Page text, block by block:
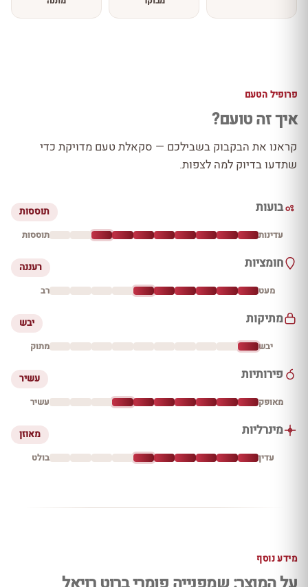
פרופיל הטעם
איך זה טועם?
קראנו את הבקבוק בשבילכם — סקאלת טעם מדויקת כדי
שתדעו בדיוק למה לצפות.
בועות תוססות
עדינות תוססות
חומציות רעננה
מעט רב
מתיקות יבש
יבש מתוק
פירותיות עשיר
מאופק עשיר
מינרליות מאוזן
עדין בולט
מידע נוסף